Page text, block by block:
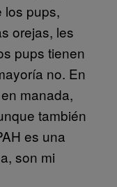
los pups,
orejas, les
pups tienen
no. En
manada,
también
es una
son mi